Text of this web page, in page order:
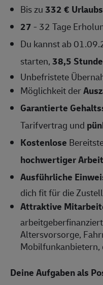
Bis zu332 €
27- 32 Tage
Du kannst ab
starten,38,5
Unbefristete
Möglichkeit der
Garantierte
Tarifvertrag und
Kostenlose
hochwertiger
Ausführliche
dich fit für die
Attraktive
Altersvorsorge,
Mobilfunkanbietern,
Deine Aufgaben als